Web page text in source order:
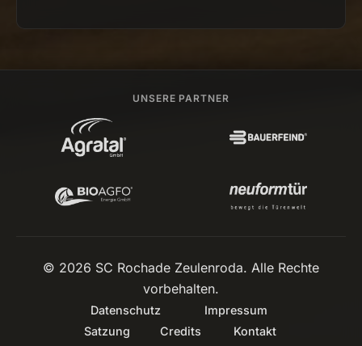
UNSERE PARTNER
© 2026 SC Rochade Zeulenroda. Alle Rechte
vorbehalten.
Datenschutz
Impressum
Satzung
Credits Kontakt